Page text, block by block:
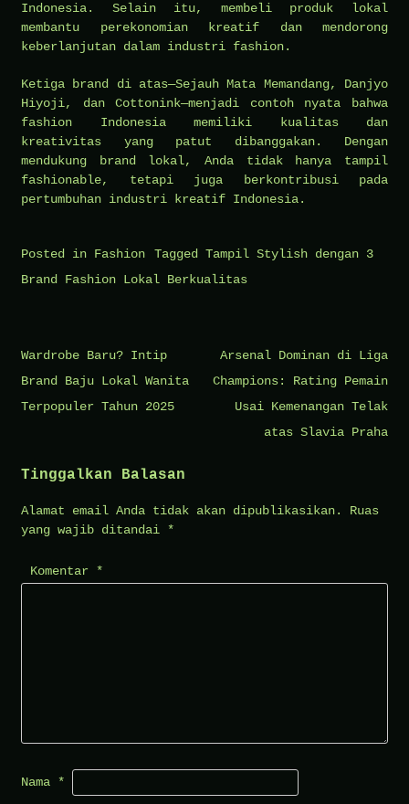
Indonesia. Selain itu, membeli produk lokal
membantu perekonomian kreatif dan mendorong
keberlanjutan dalam industri fashion.
Ketiga brand di atas—Sejauh Mata Memandang, Danjyo
Hiyoji, dan Cottonink—menjadi contoh nyata bahwa
fashion Indonesia memiliki kualitas dan
kreativitas yang patut dibanggakan. Dengan
mendukung brand lokal, Anda tidak hanya tampil
fashionable, tetapi juga berkontribusi pada
pertumbuhan industri kreatif Indonesia.
Posted in Fashion Tagged Tampil Stylish dengan 3
Brand Fashion Lokal Berkualitas
Navigasi
pos
Wardrobe Baru? Intip
Brand Baju Lokal Wanita
Terpopuler Tahun 2025
Arsenal Dominan di Liga
Champions: Rating Pemain
Usai Kemenangan Telak
atas Slavia Praha
Tinggalkan Balasan
Alamat email Anda tidak akan dipublikasikan.
Ruas
yang wajib ditandai *
Komentar *
Nama *